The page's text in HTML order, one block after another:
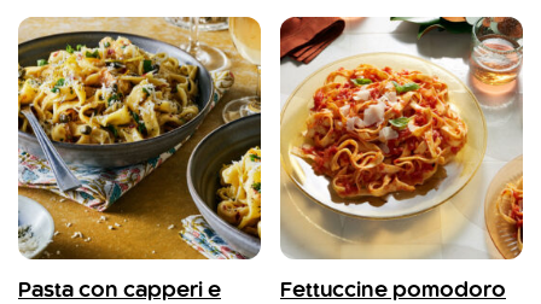
Pasta con capperi e
Fettuccine pomodoro